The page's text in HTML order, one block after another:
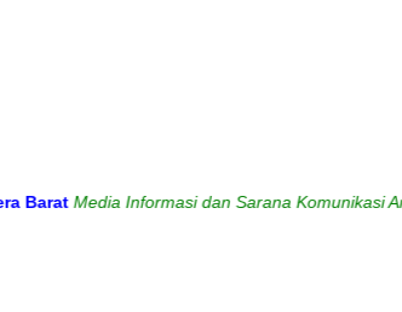
Media Informasi dan Sarana Komunikasi Antara